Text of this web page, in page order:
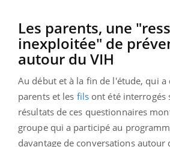
Les parents, une
inexploitée" de
autour du VIH
Au début et à la fin de l'étude, qui
parents et les filsont été interrogés
résultats de ces questionnaires
groupe qui a participé au
davantage de conversations autour